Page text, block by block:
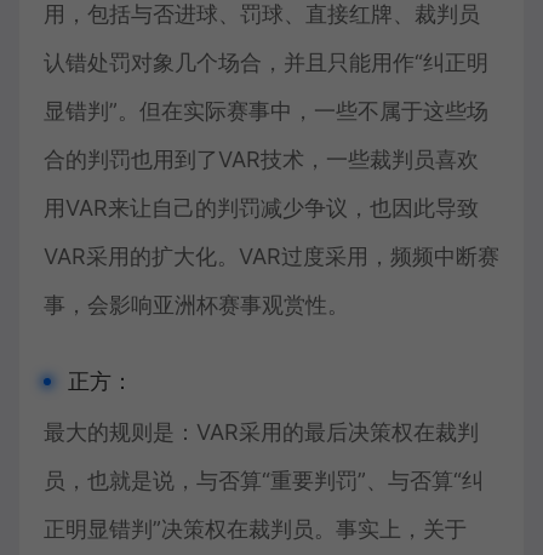
用，包括与否进球、罚球、直接红牌、裁判员
认错处罚对象几个场合，并且只能用作“纠正明
显错判”。但在实际赛事中，一些不属于这些场
合的判罚也用到了VAR技术，一些裁判员喜欢
用VAR来让自己的判罚减少争议，也因此导致
VAR采用的扩大化。VAR过度采用，频频中断赛
事，会影响亚洲杯赛事观赏性。
正方：
最大的规则是：VAR采用的最后决策权在裁判
员，也就是说，与否算“重要判罚”、与否算“纠
正明显错判”决策权在裁判员。事实上，关于